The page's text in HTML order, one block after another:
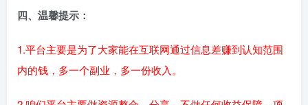
四、温馨提示：
1.平台主要是为了大家能在互联网通过信息差赚到认知范围
内的钱，多一个副业，多一份收入。